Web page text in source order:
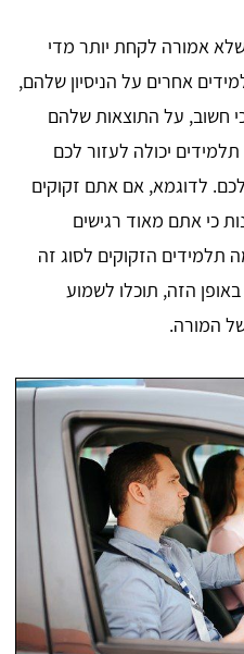
אמורה לקחת יותר מדי
אחרים על הניסיון שלהם,
חשוב, על התוצאות שלהם
יכולה לעזור לכם
לדוגמא, אם אתם זקוקים
כי אתם מאוד רגישים
תלמידים הזקוקים לסוג זה
הזה, תוכלו לשמוע
המורה.